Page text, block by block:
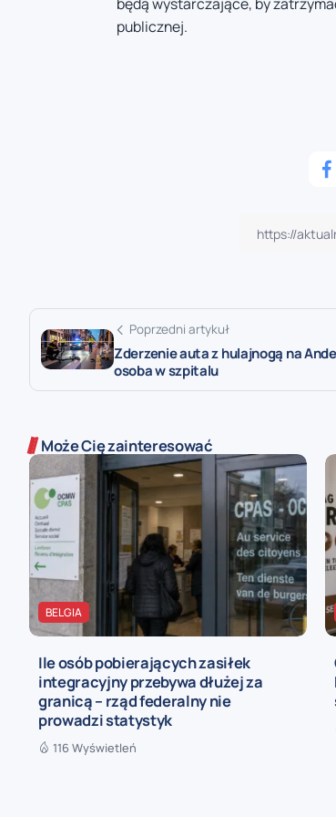
publicznej.
Poprzedni artykuł
Zderzenie auta z hulajnogą na
osoba w szpitalu
Może Cię zainteresować
BELGIA
Ile osób pobierających zasiłek
integracyjny przebywa dłużej za
granicą – rząd federalny nie
prowadzi statystyk
116 Wyświetleń